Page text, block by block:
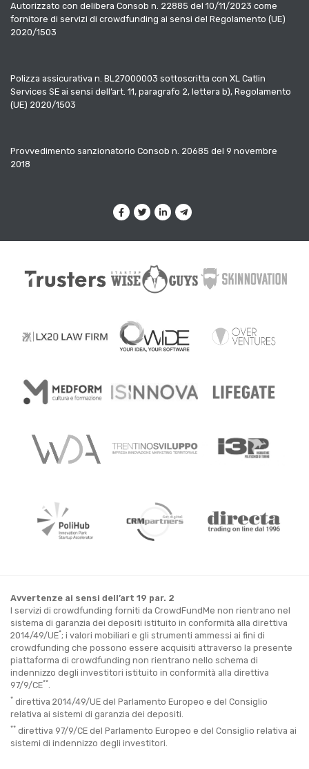
Autorizzato con delibera Consob n. 22885 del 10/11/2023 come
fornitore di servizi di crowdfunding ai sensi del Regolamento (UE)
2020/1503
Polizza assicurativa n. BL27000003 sottoscritta con XL Catlin
Services SE ai sensi dell’art. 11, paragrafo 2, lettera b), Regolamento
(UE) 2020/1503
Provvedimento sanzionatorio Consob n. 20685 del 9 novembre
2018
Avvertenze ai sensi dell’art 19 par. 2
I servizi di crowdfunding forniti da CrowdFundMe non rientrano nel
sistema di garanzia dei depositi istituito in conformità alla direttiva
2014/49/UE*; i valori mobiliari e gli strumenti ammessi ai fini di
crowdfunding che possono essere acquisiti attraverso la presente
piattaforma di crowdfunding non rientrano nello schema di
indennizzo degli investitori istituito in conformità alla direttiva
97/9/CE**
* direttiva 2014/49/UE del Parlamento Europeo e del Consiglio
relativa ai sistemi di garanzia dei depositi.
** direttiva 97/9/CE del Parlamento Europeo e del Consiglio relativa ai
sistemi di indennizzo degli investitori.